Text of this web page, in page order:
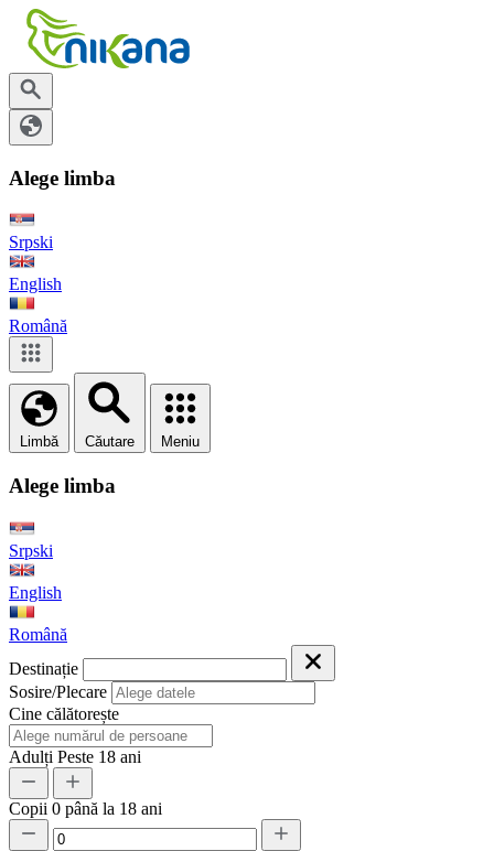
Alege limba
Srpski
English
Română
Limbă Căutare Meniu
Alege limba
Srpski
English
Română
Destinație
Sosire/Plecare
Cine călătorește
Adulți Peste 18 ani
Copii 0 până la 18 ani